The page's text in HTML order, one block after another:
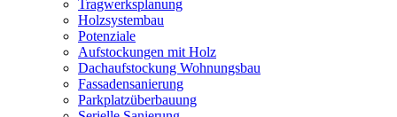
Tragwerksplanung
Holzsystembau
Potenziale
Aufstockungen mit Holz
Dachaufstockung Wohnungsbau
Fassadensanierung
Parkplatzüberbauung